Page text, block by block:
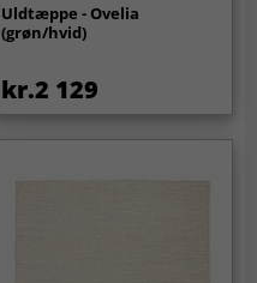
Uldtæppe - Ovelia
(grøn/hvid)
kr.2 129